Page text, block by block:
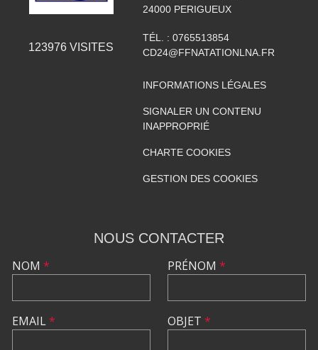
123976 VISITES
24000 PERIGUEUX
TÉL. : 0765513854
CD24@FFNATATIONLNA.FR
INFORMATIONS LÉGALES
SIGNALER UN CONTENU
INAPPROPRIÉ
CHARTE COOKIES
GESTION DES COOKIES
NOUS CONTACTER
NOM *
EMAIL*
PRÉNOM *
OBJET *